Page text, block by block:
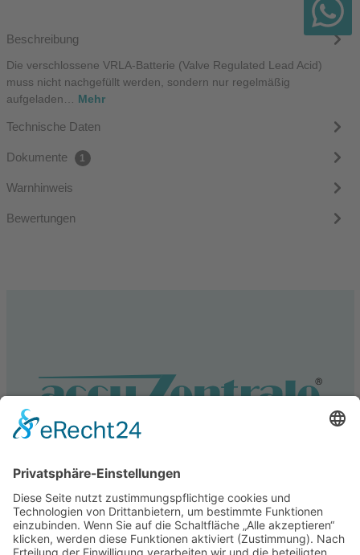
Beschreibung
Die verschlossene VRLA-Batterie (Valve Regulated Lead Acid)
muss nicht nachgefüllt werden, sondern nur regelmäßig
aufgeladen… Mehr
Technische Daten
Dokumente 1
Warnhinweis
Bewertungen
Service
Information